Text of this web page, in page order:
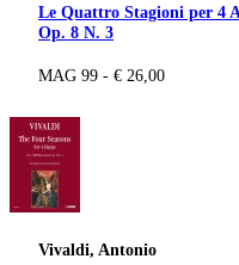
Le Quattro Stagioni per 4
Op. 8 N. 3
MAG 99 - € 26,00
Vivaldi, Antonio